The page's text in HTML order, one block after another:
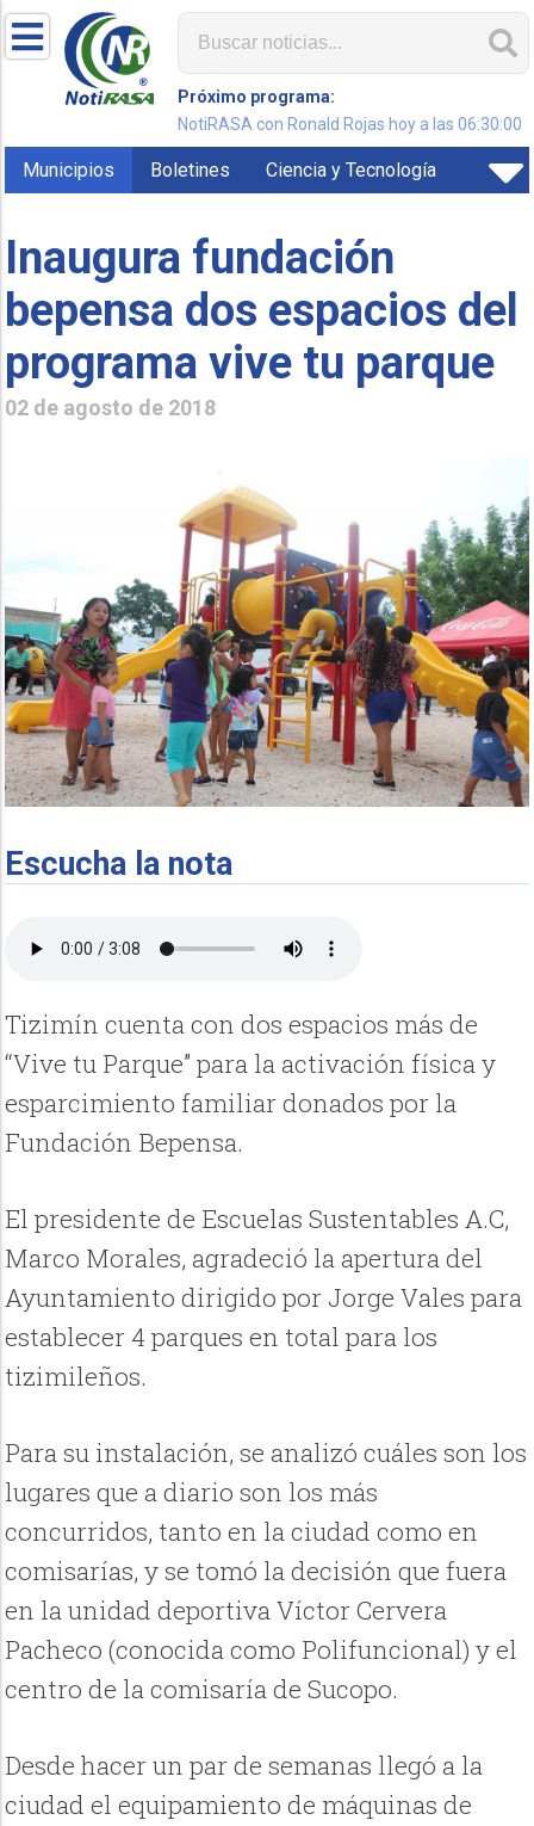
Próximo programa:
NotiRASA con Ronald Rojas hoy a las 06:30:00
Municipios Boletines Ciencia y Tecnología
Inaugura fundación
bepensa dos espacios del
programa vive tu parque
02 de agosto de 2018
Escucha la nota
Tizimín cuenta con dos espacios más de
“Vive tu Parque” para la activación física y
esparcimiento familiar donados por la
Fundación Bepensa.
El presidente de Escuelas Sustentables A.C,
Marco Morales, agradeció la apertura del
Ayuntamiento dirigido por Jorge Vales para
establecer 4 parques en total para los
tizimileños.
Para su instalación, se analizó cuáles son los
lugares que a diario son los más
concurridos, tanto en la ciudad como en
comisarías, y se tomó la decisión que fuera
en la unidad deportiva Víctor Cervera
Pacheco (conocida como Polifuncional) y el
centro de la comisaría de Sucopo.
Desde hacer un par de semanas llegó a la
ciudad el equipamiento de máquinas de